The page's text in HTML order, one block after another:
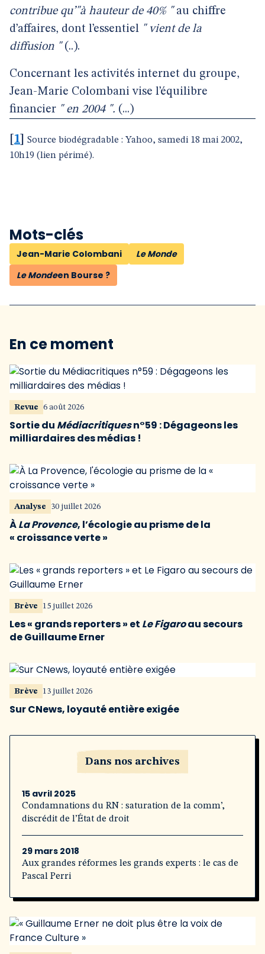
contribue qu’"à hauteur de 40% "au chiffre
d’affaires, dont l’essentiel " vient de la
diffusion "(..).
Concernant les activités internet du groupe,
Jean-Marie Colombani vise l’équilibre
financier " en 2004 ". (...)
1
Source biodégradable : Yahoo, samedi 18 mai 2002,
10h19 (lien périmé).
Mots-clés
Jean-Marie Colombani
Le Monde
Le Mondeen Bourse ?
En ce moment
Revue 6 août 2026
Sortie du Médiacritiquesn°59 : Dégageons les
milliardaires des médias !
Analyse 30 juillet 2026
ÀLa Provence, l’écologie au prisme de la
« croissance verte »
Brève 15 juillet 2026
Les « grands reporters » et Le Figaroau secours
de Guillaume Erner
Brève 13 juillet 2026
Sur CNews, loyauté entière exigée
Dans nos archives
15 avril 2025
Condamnations du RN : saturation de la comm’,
discrédit de l’État de droit
29 mars 2018
Aux grandes réformes les grands experts : le cas de
Pascal Perri